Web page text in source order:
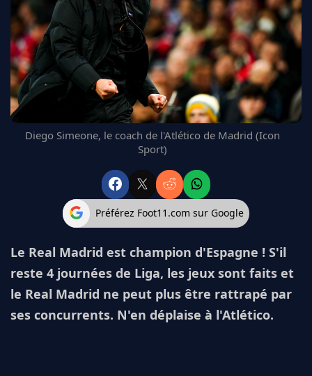
FC BARCELONE
MANCHESTER UNITED
CHELSEA
ARSENAL
BAYERN
L'AVIS DE LA RÉDAC'
Diego Simeone, le coach de l'Atlético de Madrid (Icon
Sport)
Préférez Foot11.com sur Google
Le Real Madrid est champion d'Espagne ! S'il
reste 4 journées de Liga, les jeux sont faits et
le Real Madrid ne peut plus être rattrapé par
ses concurrents. N'en déplaise à l'Atlético.